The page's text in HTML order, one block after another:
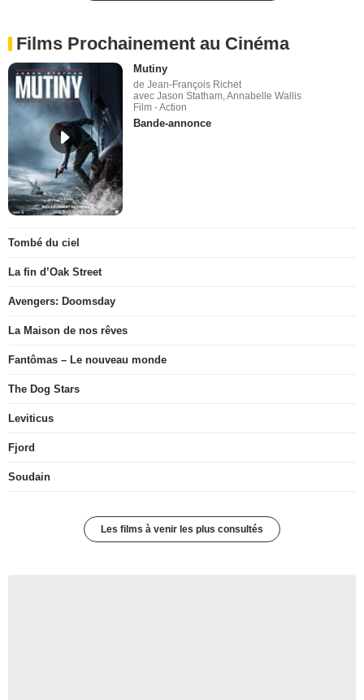
Films Prochainement au Cinéma
Mutiny
de Jean-François Richet
avec Jason Statham, Annabelle Wallis
Film - Action
Bande-annonce
Tombé du ciel
La fin d’Oak Street
Avengers: Doomsday
La Maison de nos rêves
Fantômas – Le nouveau monde
The Dog Stars
Leviticus
Fjord
Soudain
Les films à venir les plus consultés